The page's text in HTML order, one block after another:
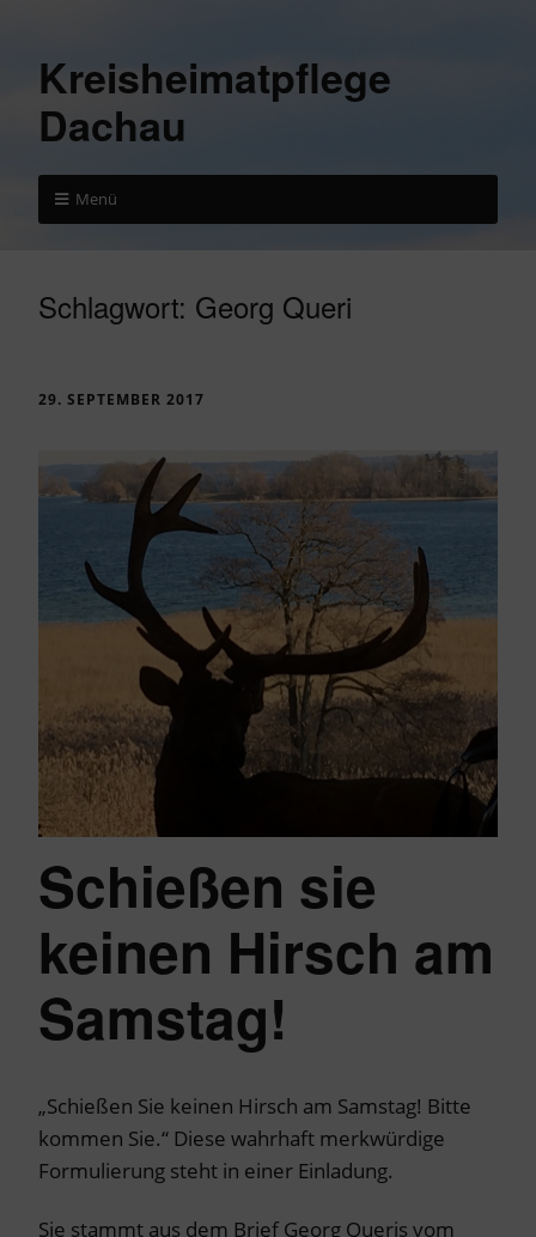
Kreisheimatpflege
Dachau
Menü
Schlagwort: Georg Queri
29. SEPTEMBER 2017
Schießen sie
keinen Hirsch am
Samstag!
„Schießen Sie keinen Hirsch am Samstag! Bitte
kommen Sie.“ Diese wahrhaft merkwürdige
Formulierung steht in einer Einladung.
Sie stammt aus dem Brief Georg Queris vom